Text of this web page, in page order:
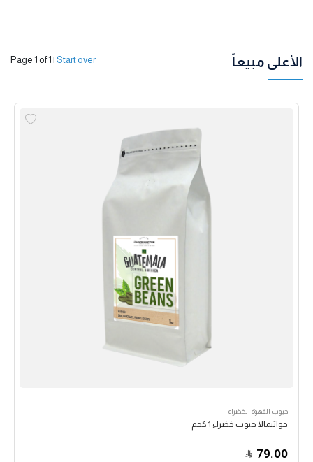
الأعلى مبيعاً Page 1 of 1 | Start over
حبوب القهوة الخضراء
جواتيمالا حبوب خضراء 1 كجم
79.00